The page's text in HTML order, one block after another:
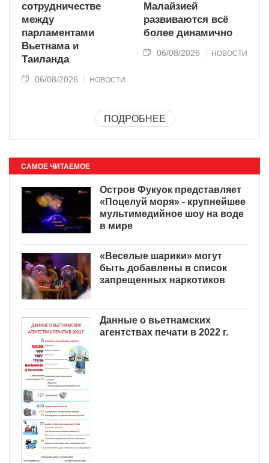
сотрудничестве
между
парламентами
Вьетнама и
Таиланда
06/08/2026 НОВОСТИ
Малайзией
развиваются всё
более динамично
06/08/2026 НОВОСТИ
ПОДРОБНЕЕ
САМОЕ ЧИТАЕМОЕ
Остров Фукуок представляет
«Поцелуй моря» - крупнейшее
мультимедийное шоу на воде
в мире
«Веселые шарики» могут
быть добавлены в список
запрещенных наркотиков
Данные о вьетнамских
агентствах печати в 2022 г.